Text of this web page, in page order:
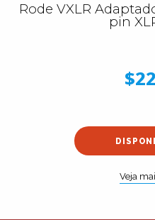
Rode VXLR
pin
Veja